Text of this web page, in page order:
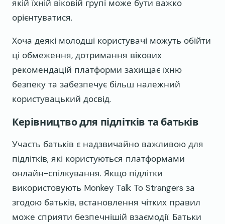
якій їхній віковій групі може бути важко
орієнтуватися.
Хоча деякі молодші користувачі можуть обійти
ці обмеження, дотримання вікових
рекомендацій платформи захищає їхню
безпеку та забезпечує більш належний
користувацький досвід.
Керівництво для підлітків та батьків
Участь батьків є надзвичайно важливою для
підлітків, які користуються платформами
онлайн-спілкування. Якщо підлітки
використовують Monkey Talk To Strangers за
згодою батьків, встановлення чітких правил
може сприяти безпечнішій взаємодії. Батьки